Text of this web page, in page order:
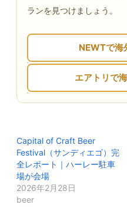
ランを見つけましょう。
NEWTで海
エアトリで
Capital of Craft Beer
Festival（サンディエゴ）完
全レポート｜ハーレー駐車
場が会場
2026年2月28日
beer